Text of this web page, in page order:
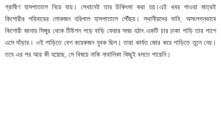
গ্রামীণ হাসপাতালে নিয়ে যায়। সেখানেই তার চিকিৎসা করা হয়।এই খবর পাওয়া মাত্রই
কিশোরীর পরিবারের লোকজন হরিপাল হাসপাতালে পৌঁছয়। স্থানীয়দের দাবি, অসংলগ্নভাবে
কিশোরী জানায় সিঙ্গুর থেকে টিউশন পড়ে বাড়ি ফেরার সময় হঠাৎ একটি চার চাকা গাড়ি তার পাশে
এসে দাঁড়ায়। ওই গাড়িতে বেশ কয়েকজন যুবক ছিল। তারা কার্যত জোর করে গাড়িতে তুলে নেয়।
তবে এর পর আর কী হয়েছে, সে বিষয়ে নাকি নাবালিকা কিছুই বলতে পারেনি।